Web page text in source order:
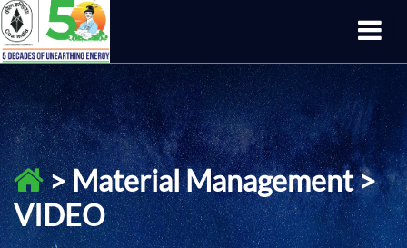
> Material Management >
VIDEO